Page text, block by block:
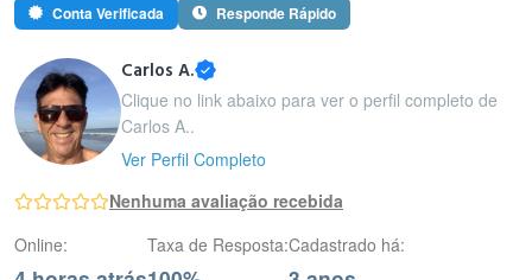
Conta Verificada Responde Rápido
Carlos A.
Clique no link abaixo para ver o perfil completo de
Carlos A..
Ver Perfil Completo
Nenhuma avaliação recebida
Online:
Taxa de Resposta:Cadastrado há: